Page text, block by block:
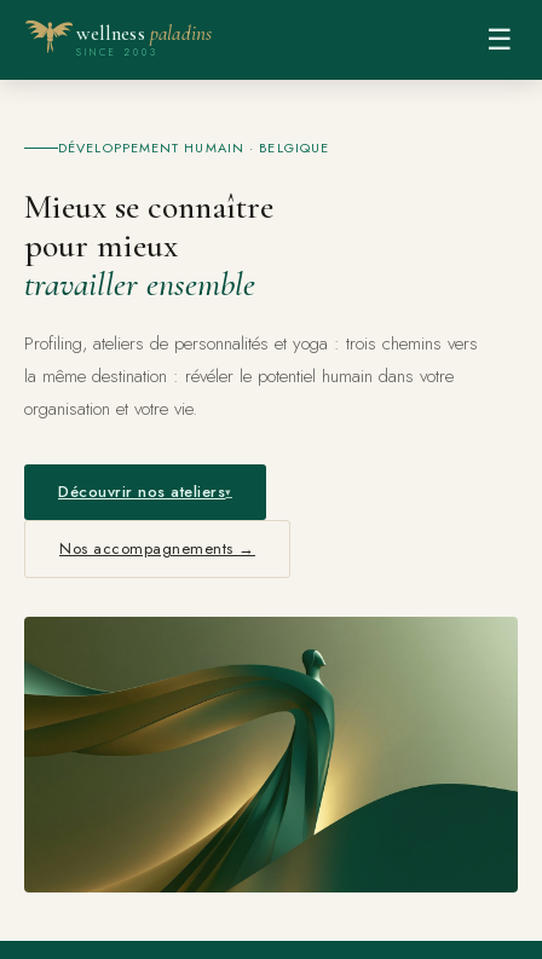
wellness paladins
SINCE 2003 ☰
DÉVELOPPEMENT HUMAIN · BELGIQUE
Mieux se connaître
pour mieux
travailler ensemble
Profiling, ateliers de personnalités et yoga : trois chemins vers
la même destination : révéler le potentiel humain dans votre
organisation et votre vie.
Découvrir nos ateliers▾
Nos accompagnements →